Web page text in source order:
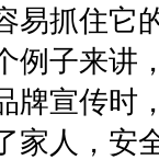
易抓住它
例子来讲
牌宣传时
家人，安